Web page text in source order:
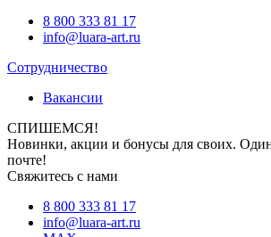
8 800 333 81 17
info@luara-art.ru
Сотрудничество
Вакансии
СПИШЕМСЯ!
Новинки, акции и бонусы для своих.
почте!
Свяжитесь с нами
8 800 333 81 17
info@luara-art.ru